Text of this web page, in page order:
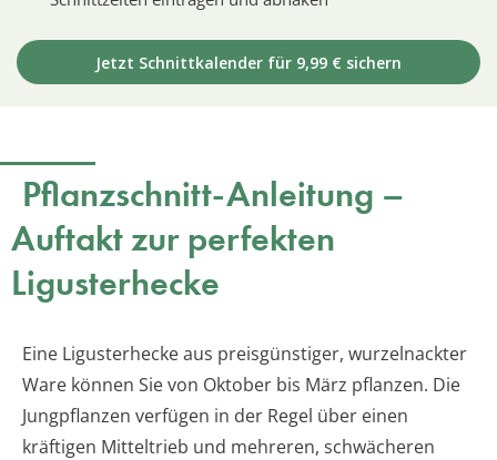
Jetzt Schnittkalender für 9,99 € sichern
Pflanzschnitt-Anleitung –
Auftakt zur perfekten
Ligusterhecke
Eine Ligusterhecke aus preisgünstiger, wurzelnackter
Ware können Sie von Oktober bis März pflanzen. Die
Jungpflanzen verfügen in der Regel über einen
kräftigen Mitteltrieb und mehreren, schwächeren